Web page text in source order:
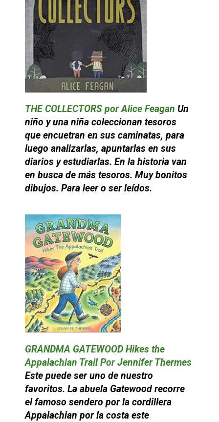
THE COLLECTORS por Alice Feagan Un
niño y una niña coleccionan tesoros
que encuetran en sus caminatas, para
luego analizarlas, apuntarlas en sus
diarios y estudiarlas. En la historia van
en busca de más tesoros. Muy bonitos
dibujos. Para leer o ser leídos.
GRANDMA GATEWOOD Hikes the
Appalachian Trail Por Jennifer Thermes
Este puede ser uno de nuestro
favoritos. La abuela Gatewood recorre
el famoso sendero por la cordillera
Appalachian por la costa este